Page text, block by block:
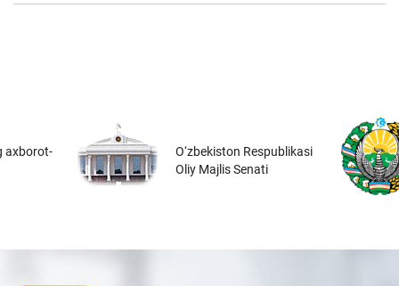
axborot-
O‘zbekiston Respublikasi
Oliy Majlis Senati